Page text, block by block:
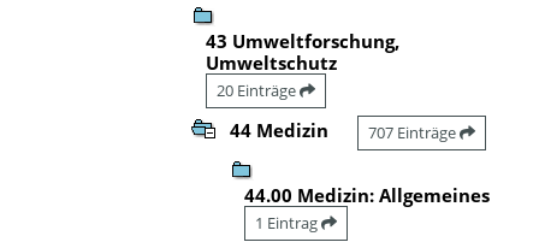
43 Umweltforschung,
Umweltschutz
20 Einträge
44 Medizin 707 Einträge
44.00 Medizin: Allgemeines
1 Eintrag